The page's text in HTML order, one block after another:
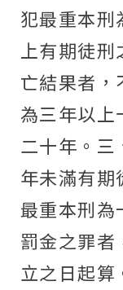
犯最重本刑
上有期徒
亡結果者，
為三年以上
二十年。三
年未滿有期
最重本刑為
罰金之罪者
立之日起